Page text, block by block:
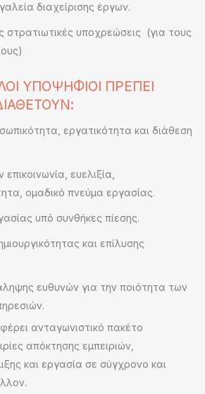
διαχείρισης έργων.
στρατιωτικές υποχρεώσεις (για τους
ΥΠΟΨΗΦΙΟΙ ΠΡΕΠΕΙ
εργατικότητα και διάθεση
ευελιξία,
ομαδικό πνεύμα εργασίας.
υπό συνθήκες πίεσης.
και επίλυσης
ευθυνών για την ποιότητα των
ανταγωνιστικό πακέτο
απόκτησης εμπειριών,
και εργασία σε σύγχρονο και